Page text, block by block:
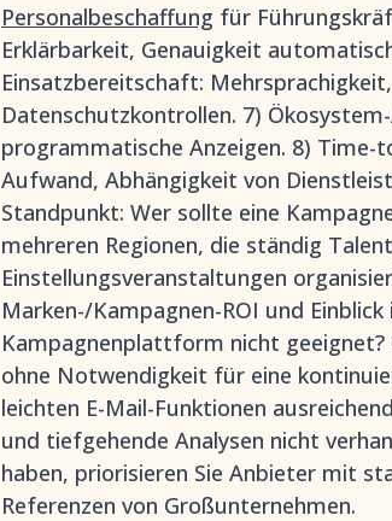
Personalbeschaffung für
Erklärbarkeit, Genauigkeit
Einsatzbereitschaft:
Datenschutzkontrollen. 7)
programmatische Anzeigen. 8)
Aufwand, Abhängigkeit von
Standpunkt: Wer sollte eine
mehreren Regionen, die ständig
Einstellungsveranstaltungen
Marken-/Kampagnen-ROI und
Kampagnenplattform nicht geeignet?
ohne Notwendigkeit für eine
leichten E-Mail-Funktionen
und tiefgehende Analysen nicht
haben, priorisieren Sie Anbieter mit
Referenzen von Großunternehmen.